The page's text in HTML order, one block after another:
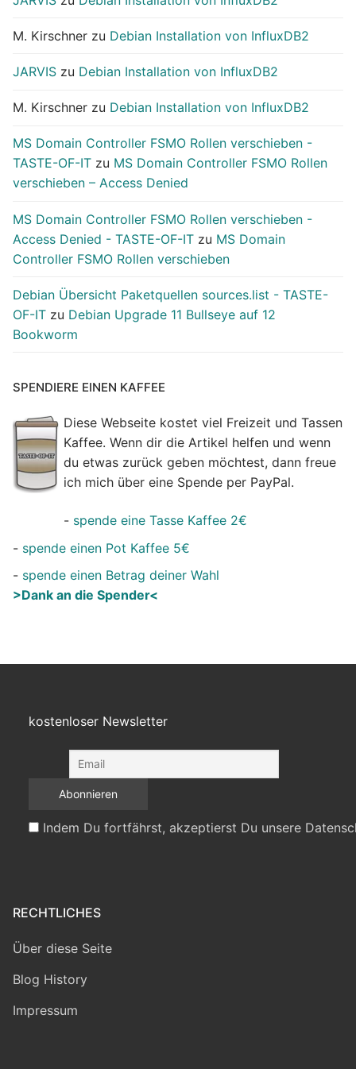
M. Kirschner zu Debian Installation von InfluxDB2
JARVIS zu Debian Installation von InfluxDB2
M. Kirschner zu Debian Installation von InfluxDB2
MS Domain Controller FSMO Rollen verschieben -
TASTE-OF-IT zu MS Domain Controller FSMO Rollen
verschieben – Access Denied
MS Domain Controller FSMO Rollen verschieben -
Access Denied - TASTE-OF-IT zu MS Domain
Controller FSMO Rollen verschieben
Debian Übersicht Paketquellen sources.list - TASTE-
OF-IT zu Debian Upgrade 11 Bullseye auf 12
Bookworm
SPENDIERE EINEN KAFFEE
Diese Webseite kostet viel Freizeit und Tassen
Kaffee. Wenn dir die Artikel helfen und wenn
du etwas zurück geben möchtest, dann freue
ich mich über eine Spende per PayPal.
- spende eine Tasse Kaffee 2€
- spende einen Pot Kaffee 5€
- spende einen Betrag deiner Wahl
>Dank an die Spender<
kostenloser Newsletter
Indem Du fortfährst, akzeptierst Du unsere
RECHTLICHES
Über diese Seite
Blog History
Impressum